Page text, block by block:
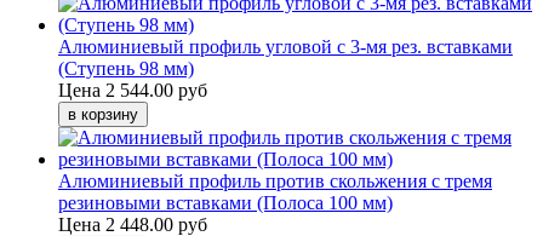
Алюминиевый профиль угловой с 3-мя рез. вставками
(Ступень 98 мм)
Цена 2 544.00 руб
Алюминиевый профиль против скольжения с тремя
резиновыми вставками (Полоса 100 мм)
Цена 2 448.00 руб